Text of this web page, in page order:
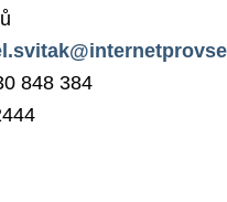
848 384